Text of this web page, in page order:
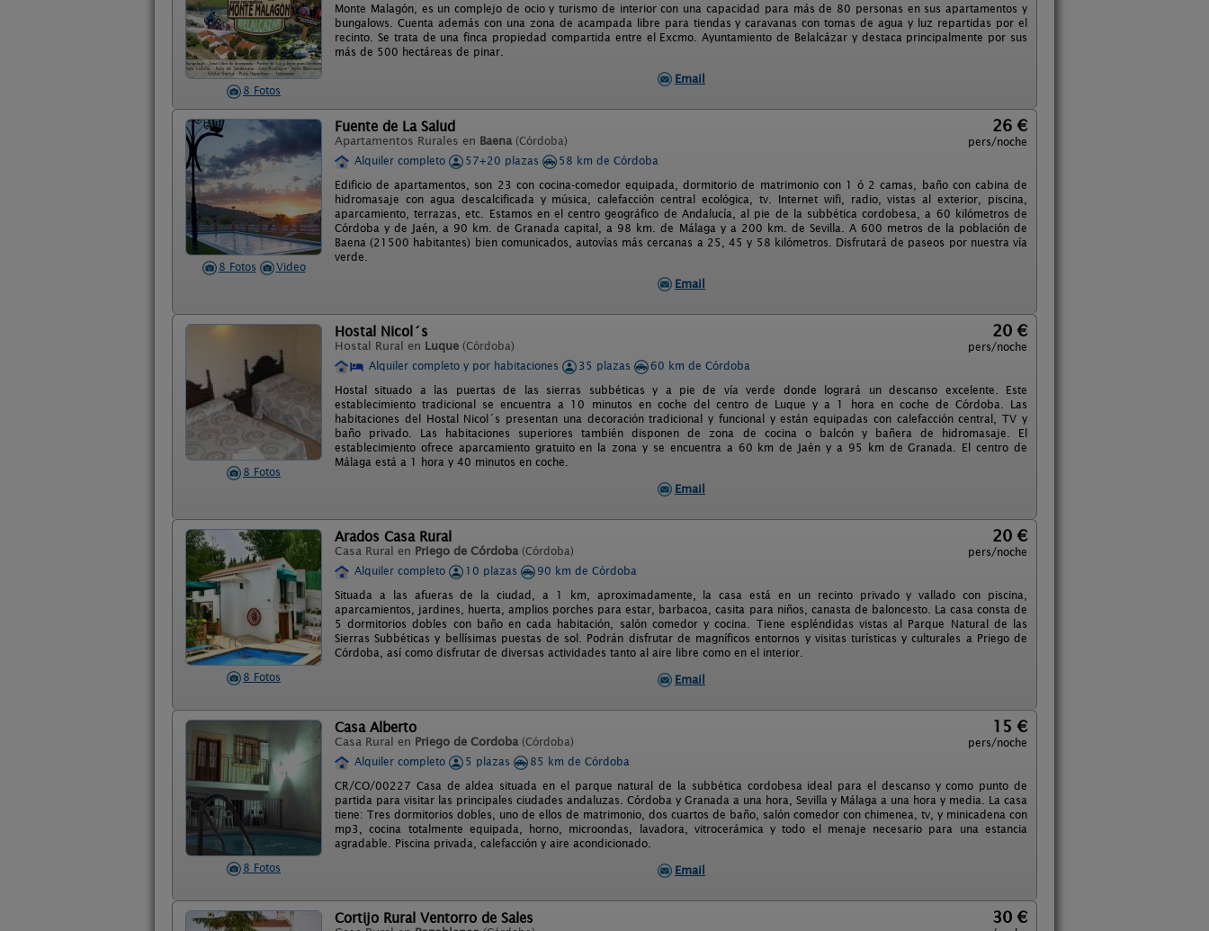
8 Fotos
Monte Malagón, es un complejo de ocio y turismo de interior con una capacidad para más de 80 personas en sus apartamentos y
bungalows. Cuenta además con una zona de acampada libre para tiendas y caravanas con tomas de agua y luz repartidas por el
recinto. Se trata de una finca propiedad compartida entre el Excmo. Ayuntamiento de Belalcázar y destaca principalmente por sus
más de 500 hectáreas de pinar.
Email
8 Fotos Video
Fuente de La Salud
Apartamentos Rurales en Baena (Córdoba)
26 €
pers/noche
Alquiler completo
57+20 plazas
58 km de Córdoba
Edificio de apartamentos, son 23 con cocina-comedor equipada, dormitorio de matrimonio con 1 ó 2 camas, baño con cabina de
hidromasaje con agua descalcificada y música, calefacción central ecológica, tv. Internet wifi, radio, vistas al exterior, piscina,
aparcamiento, terrazas, etc. Estamos en el centro geográfico de Andalucía, al pie de la subbética cordobesa, a 60 kilómetros de
Córdoba y de Jaén, a 90 km. de Granada capital, a 98 km. de Málaga y a 200 km. de Sevilla. A 600 metros de la población de
Baena (21500 habitantes) bien comunicados, autovías más cercanas a 25, 45 y 58 kilómetros. Disfrutará de paseos por nuestra vía
verde.
Email
8 Fotos
Hostal Nicol´s
Hostal Rural en Luque (Córdoba)
20 €
pers/noche
Alquiler completo y por habitaciones
35 plazas
60 km de Córdoba
Hostal situado a las puertas de las sierras subbéticas y a pie de vía verde donde logrará un descanso excelente. Este
establecimiento tradicional se encuentra a 10 minutos en coche del centro de Luque y a 1 hora en coche de Córdoba. Las
habitaciones del Hostal Nicol´s presentan una decoración tradicional y funcional y están equipadas con calefacción central, TV y
baño privado. Las habitaciones superiores también disponen de zona de cocina o balcón y bañera de hidromasaje. El
establecimiento ofrece aparcamiento gratuito en la zona y se encuentra a 60 km de Jaén y a 95 km de Granada. El centro de
Málaga está a 1 hora y 40 minutos en coche.
Email
8 Fotos
Arados Casa Rural
Casa Rural en Priego de Córdoba (Córdoba)
20 €
pers/noche
Alquiler completo
10 plazas
90 km de Córdoba
Situada a las afueras de la ciudad, a 1 km, aproximadamente, la casa está en un recinto privado y vallado con piscina,
aparcamientos, jardines, huerta, amplios porches para estar, barbacoa, casita para niños, canasta de baloncesto. La casa consta de
5 dormitorios dobles con baño en cada habitación, salón comedor y cocina. Tiene espléndidas vistas al Parque Natural de las
Sierras Subbéticas y bellísimas puestas de sol. Podrán disfrutar de magníficos entornos y visitas turísticas y culturales a Priego de
Córdoba, así como disfrutar de diversas actividades tanto al aire libre como en el interior.
Email
8 Fotos
Casa Alberto
Casa Rural en Priego de Cordoba (Córdoba)
15 €
pers/noche
Alquiler completo
5 plazas
85 km de Córdoba
CR/CO/00227 Casa de aldea situada en el parque natural de la subbética cordobesa ideal para el descanso y como punto de
partida para visitar las principales ciudades andaluzas. Córdoba y Granada a una hora, Sevilla y Málaga a una hora y media. La casa
tiene: Tres dormitorios dobles, uno de ellos de matrimonio, dos cuartos de baño, salón comedor con chimenea, tv, y minicadena con
mp3, cocina totalmente equipada, horno, microondas, lavadora, vitrocerámica y todo el menaje necesario para una estancia
agradable. Piscina privada, calefacción y aire acondicionado.
Email
Cortijo Rural Ventorro de Sales 30 €